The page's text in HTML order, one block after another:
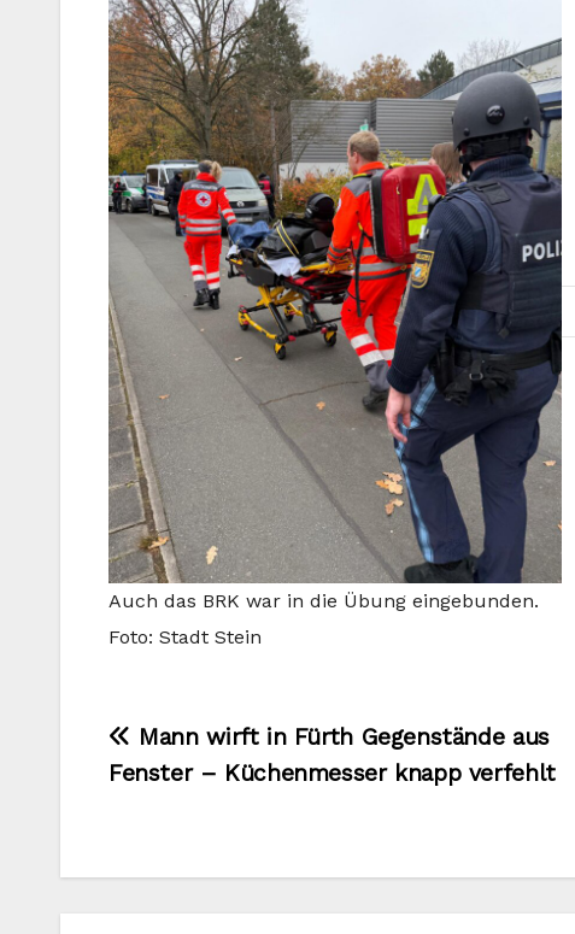
Auch das BRK war in die Übung eingebunden.
Foto: Stadt Stein
Beitragsnavigation
Mann wirft in Fürth Gegenstände aus
Fenster – Küchenmesser knapp verfehlt